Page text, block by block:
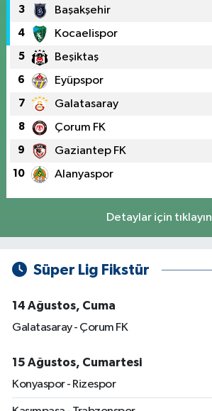
3 Başakşehir
4 Kocaelispor
5 Beşiktaş
6 Eyüpspor
7 Galatasaray
8 Çorum FK
9 Gaziantep FK
10 Alanyaspor
Detaylar için tıklayın
Süper Lig Fikstür
14 Ağustos, Cuma
Galatasaray - Çorum FK
15 Ağustos, Cumartesi
Konyaspor - Rizespor